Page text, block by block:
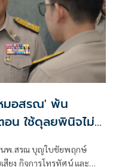
มอสรณ' พ้น
น ใช้ดุลยพินิจไม่
นพ.สรณ บุญใบชัยพฤกษ์
สียง กิจการโทรทัศน์ และ